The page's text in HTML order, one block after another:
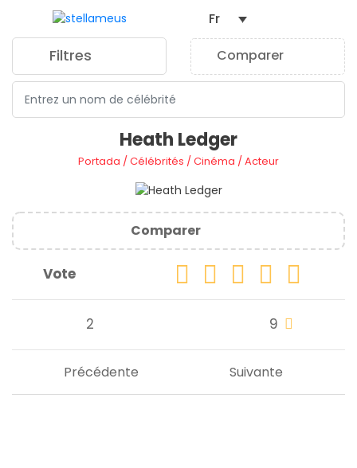
Filtres Comparer
Fr
Heath Ledger
Portada /Célébrités /Cinéma /Acteur
Comparer
Vote
2 9
Suivante
Précédente